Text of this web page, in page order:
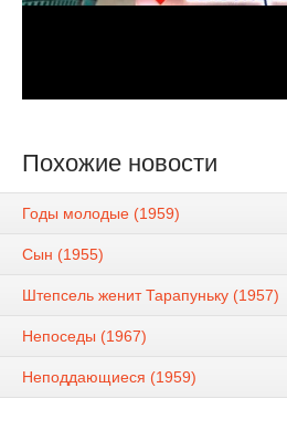
Похожие новости
Годы молодые (1959)
Сын (1955)
Штепсель женит Тарапуньку (1957)
Непоседы (1967)
Неподдающиеся (1959)